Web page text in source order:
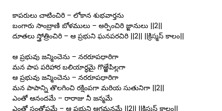
కాపరులు చాటించిరి – లోకాన శుభవార్తను
బంగారు సాంబ్రాణి బోళములు – అర్పించిరి జ్ఙానులు ||2||
దూతలు స్త్రోత్రించిరి – ఆ ప్రభుని ఘనపరచిరి ||2|| ||క్రిస్మస్ కాలం||
ఆ ప్రభువు జన్మించెను – నరరూపధారిగా
మన పాప పరిహార బలియార్ధమై గొఱ్ఱేపిల్లగా
ఆ ప్రభువు జన్మించెను – నరరూపధారిగా
మన పాపాన్ని తొలగించి రక్షింపగా మరియ సుతునిగా ||2||
ఎంతో ఆనందమే – రారాజు నీ జన్మమే
ఎంతో సంతోషమే – ఆ ప్రభుని ఆగమనమే ||2|| ||క్రిస్మస్ కాలం||